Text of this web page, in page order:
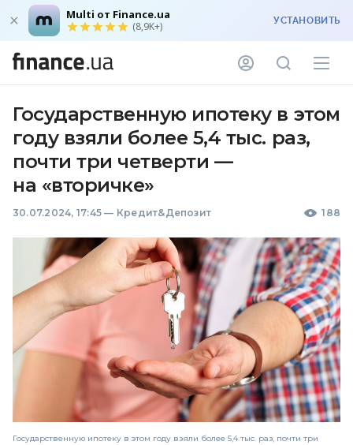
Multi от Finance.ua
(8,9K+) УСТАНОВИТЬ
Государственную ипотеку в этом
году взяли более 5,4 тыс. раз,
почти три четверти —
на «вторичке»
30.07.2024, 17:45 — Кредит&Депозит 188
Государственную ипотеку в этом году взяли более 5,4 тыс. раз, почти три